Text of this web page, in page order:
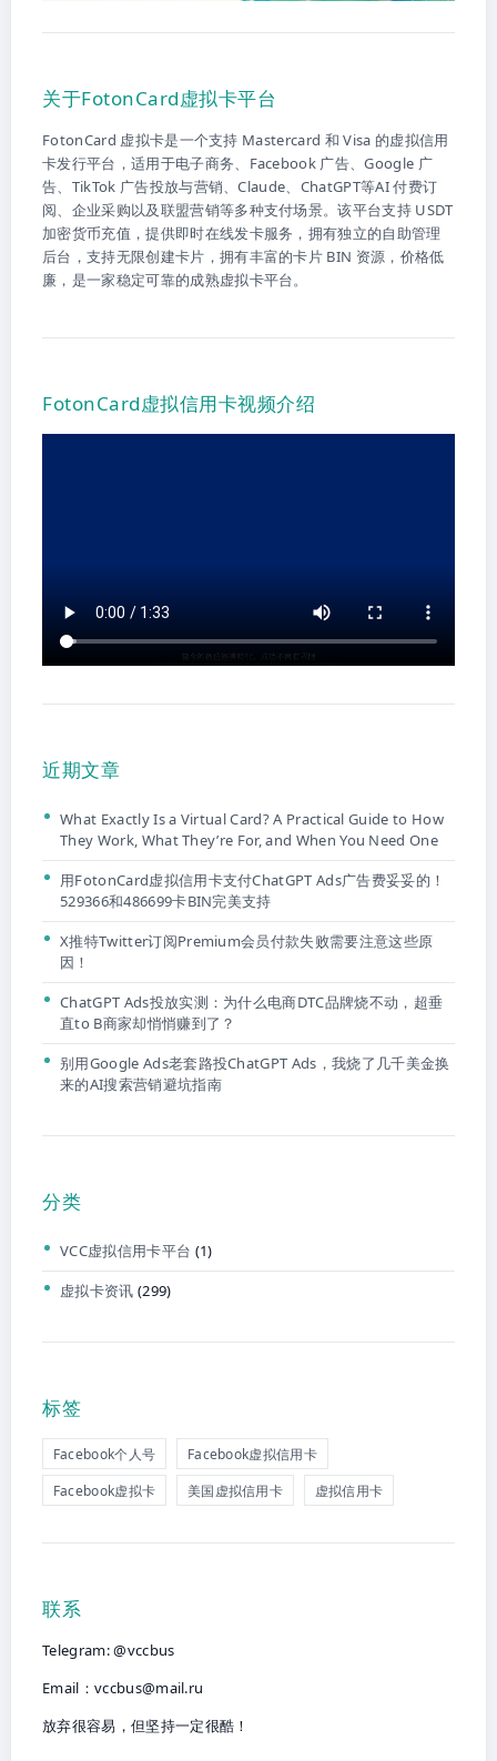
关于FotonCard虚拟卡平台
FotonCard 虚拟卡是一个支持 Mastercard 和 Visa 的虚拟信用
卡发行平台，适用于电子商务、Facebook 广告、Google 广
告、TikTok 广告投放与营销、Claude、ChatGPT等AI 付费订
阅、企业采购以及联盟营销等多种支付场景。该平台支持 USDT
加密货币充值，提供即时在线发卡服务，拥有独立的自助管理
后台，支持无限创建卡片，拥有丰富的卡片 BIN 资源，价格低
廉，是一家稳定可靠的成熟虚拟卡平台。
FotonCard虚拟信用卡视频介绍
近期文章
What Exactly Is a Virtual Card? A Practical Guide to How
They Work, What They’re For, and When You Need One
用FotonCard虚拟信用卡支付ChatGPT Ads广告费妥妥的！
529366和486699卡BIN完美支持
X推特Twitter订阅Premium会员付款失败需要注意这些原
因！
ChatGPT Ads投放实测：为什么电商DTC品牌烧不动，超垂
直to B商家却悄悄赚到了？
别用Google Ads老套路投ChatGPT Ads，我烧了几千美金换
来的AI搜索营销避坑指南
分类
VCC虚拟信用卡平台 (1)
虚拟卡资讯 (299)
标签
Facebook个人号
Facebook虚拟信用卡
Facebook虚拟卡
美国虚拟信用卡 虚拟信用卡
联系
Telegram: @vccbus
Email： vccbus@mail.ru
放弃很容易，但坚持一定很酷！